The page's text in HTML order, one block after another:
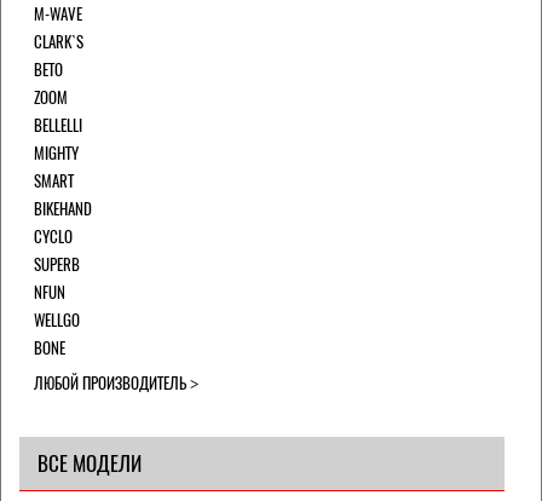
M-WAVE
CLARK`S
BETO
ZOOM
BELLELLI
MIGHTY
SMART
BIKEHAND
CYCLO
SUPERB
NFUN
WELLGO
BONE
ЛЮБОЙ ПРОИЗВОДИТЕЛЬ
ВСЕ МОДЕЛИ